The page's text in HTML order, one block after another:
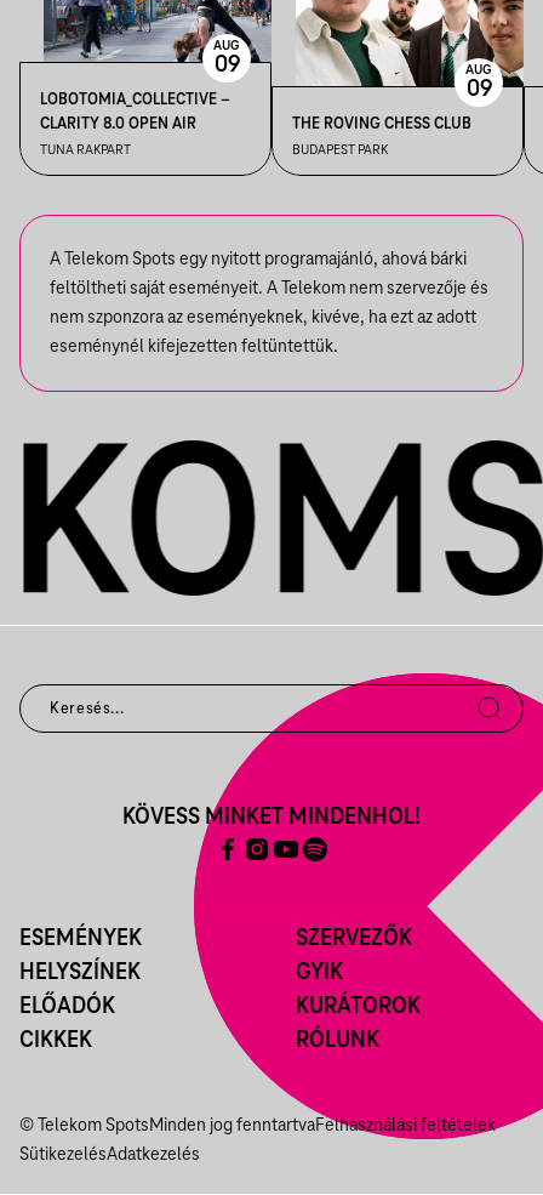
LOBOTOMIA_COLLECTIVE –
CLARITY 8.0 OPEN AIR
TUNA RAKPART
AUG
09
THE ROVING CHESS CLUB
BUDAPEST PARK
AUG
09
A Telekom Spots egy nyitott programajánló, ahová bárki
feltöltheti saját eseményeit. A Telekom nem szervezője és
nem szponzora az eseményeknek, kivéve, ha ezt az adott
eseménynél kifejezetten feltüntettük.
ESEMÉNYEK
HELYSZÍNEK
ELŐADÓK
CIKKEK
SZERVEZŐK
GYIK
KURÁTOROK
RÓLUNK
KÖVESS MINKET MINDENHOL!
© Telekom SpotsMinden jog fenntartvaFelhasználási feltételek
SütikezelésAdatkezelés